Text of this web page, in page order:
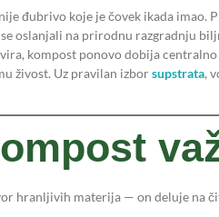
đubrivo koje je čovek ikada imao.
oslanjali na prirodnu razgradnju
kompost ponovo dobija
živost. Uz pravilan izborsupstrata,
hranljivih materija — on deluje na